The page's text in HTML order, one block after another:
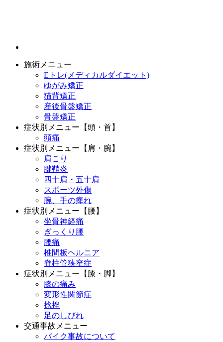
施術メニュー
Eトレ(メディカルダイエット)
ゆがみ矯正
猫背矯正
産後骨盤矯正
骨盤矯正
症状別メニュー【頭・首】
頭痛
症状別メニュー【肩・腕】
肩こり
腱鞘炎
四十肩・五十肩
スポーツ外傷
腕、手の痺れ
症状別メニュー【腰】
坐骨神経痛
ぎっくり腰
腰痛
椎間板ヘルニア
脊柱管狭窄症
症状別メニュー【膝・脚】
膝の痛み
変形性関節症
捻挫
足のしびれ
交通事故メニュー
バイク事故について